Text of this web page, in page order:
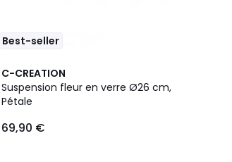
Best-seller
C-CREATION
Suspension fleur en verre Ø26 cm,
Pétale
69,90 €
5
/
5
6
Couleurs